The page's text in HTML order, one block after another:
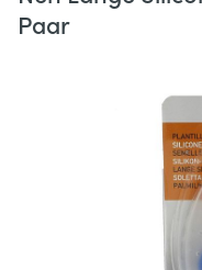
Paar